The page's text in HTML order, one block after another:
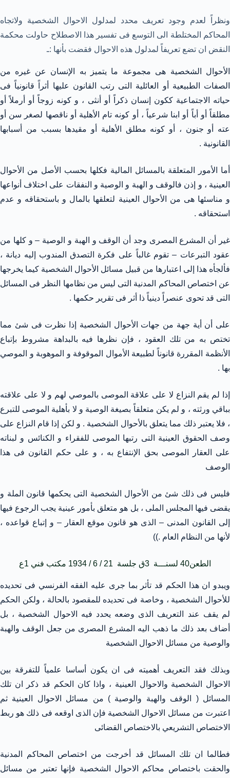
ونظراً لعدم وجود تعريف محدد لمدلول الاحوال الشخصية ولاتجاه
المحاكم المختلطة الى التوسع فى تفسير هذا الاصطلاح حاولت محكمة
النقض ان تضع تعريفاً لمدلول هذه الاحوال فقضت بأنها :ـ
الأحوال الشخصية هى مجموعة ما يتميز به الإنسان عن غيره من
الصفات الطبيعية أو العائلية التى رتب القانون عليها أثراً قانونياً فى
حياته الاجتماعية ككون إنسان ذكراً أو أنثى ، و كونه زوجاً أو أرملاً أو
مطلقاً أو أباً أو ابنا شرعياً ، أو كونه تام الأهلية أو ناقصها لصغر سن أو
عته أو جنون ، أو كونه مطلق الأهلية أو مقيدها بسبب من أسبابها
القانونية .
أما الأمور المتعلقة بالمسائل المالية فكلها بحسب الأصل من الأحوال
العينية ، و إذن فالوقف و الهبة و الوصية و النفقات على اختلاف أنواعها
و مناسئها هى من الأحوال العينية لتعلقها بالمال و باستحقاقه و عدم
استحقاقه .
غير أن المشرع المصرى وجد أن الوقف و الهبة و الوصية – و كلها من
عقود التبرعات – تقوم غالباً على فكرة التصدق المندوب إليه ديانة ،
فألجأه هذا إلى اعتبارها من قبيل مسائل الأحوال الشخصية كيما يخرجها
عن اختصاص المحاكم المدنية التى ليس من نظامها النظر فى المسائل
التى قد تحوى عنصراً دينياً ذا أثر فى تقرير حكمها .
على أن أية جهة من جهات الأحوال الشخصية إذا نظرت فى شئ مما
تختص به من تلك العقود ، فإن نظرها فيه بالبداهة مشروط بإتباع
الأنظمة المقررة قانوناً لطبيعة الأموال الموقوفة و الموهوبة و الموصي
بها .
إذا لم يقم النزاع لا على علاقة الموصى بالموصي لهم و لا على علاقته
بباقي ورثته ، و لم يكن متعلقاً بصيغة الوصية و لا بأهلية الموصى للتبرع
، فلا يعتبر ذلك مما يتعلق بالأحوال الشخصية . و لكن إذا قام النزاع على
وصف الحقوق العينية التى رتبها الموصى للفقراء و الكنائس و لبناته
على العقار الموصى بحق الإنتفاع به ، و على حكم القانون فى هذا
الوصف
فليس فى ذلك شئ من الأحوال الشخصية التى يحكمها قانون الملة و
يقضى فيها المجلس الملى ، بل هو متعلق بأمور عينية يجب الرجوع فيها
إلى القانون المدنى – الذى هو قانون موقع العقار – و إتباع قواعده ،
لأنها من النظام العام .))
الطعن40 لسنـــة 3ق جلسة 21 / 6 / 1934 مكتب فني 1ع
ويبدو ان هذا الحكم قد تأثر بما جرى عليه الفقه الفرنسي فى تحديده
للأحوال الشخصية ، وخاصة فى تحديده للمقصود بالحالة ، ولكن الحكم
لم يقف عند التعريف الذى وضعه يحدد فيه الاحوال الشخصية ، بل
أضاف بعد ذلك ما ذهب اليه المشرع المصرى من جعل الوقف والهبة
والوصية من مسائل الاحوال الشخصية
وبذلك فقد التعريف أهميته فى ان يكون أساسا علمياً للتفرقة بين
الاحوال الشخصية والاحوال العينية ، واذا كان الحكم قد ذكر ان تلك
المسائل ( الوقف والهبة والوصية ) من مسائل الاحوال العينية ثم
اعتبرت من مسائل الاحوال الشخصية فإن الذى اوقعه فى ذلك هو ربط
الاختصاص التشريعي بالاختصاص القضائى
فطالما ان تلك المسائل قد أخرجت من اختصاص المحاكم المدنية
والحقت باختصاص محاكم الاحوال الشخصية فإنها تعتبر من مسائل